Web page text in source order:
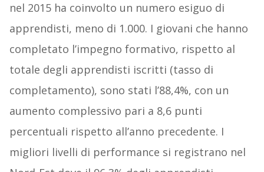
nel 2015 ha coinvolto un numero esiguo di
apprendisti, meno di 1.000. I giovani che hanno
completato l’impegno formativo, rispetto al
totale degli apprendisti iscritti (tasso di
completamento), sono stati l’88,4%, con un
aumento complessivo pari a 8,6 punti
percentuali rispetto all’anno precedente. I
migliori livelli di performance si registrano nel